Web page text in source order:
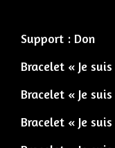
Support : Don
Bracelet « Je
Bracelet « Je
Bracelet « Je